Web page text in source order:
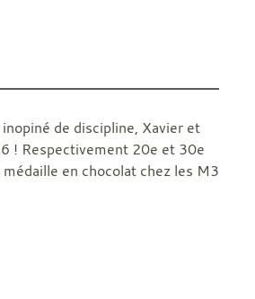
de discipline, Xavier et
! Respectivement 20e et 30e
en chocolat chez les M3